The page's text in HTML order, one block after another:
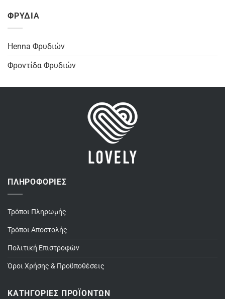
ΦΡΥΔΙΑ
Henna Φρυδιών
Φροντίδα Φρυδιών
ΠΛΗΡΟΦΟΡΊΕΣ
Τρόποι Πληρωμής
Τρόποι Αποστολής
Πολιτική Επιστροφών
Όροι Χρήσης & Προϋποθέσεις
ΚΑΤΗΓΟΡΊΕΣ ΠΡΟΪΌΝΤΩΝ